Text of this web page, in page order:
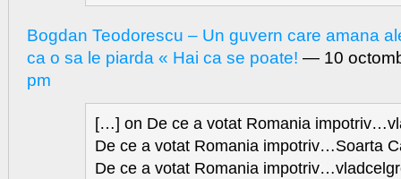
Bogdan Teodorescu – Un guvern care amana
ca o sa le piarda « Hai ca se poate! — 10
pm
[…] on De ce a votat Romania
De ce a votat Romania impotriv…Soarta
De ce a votat Romania